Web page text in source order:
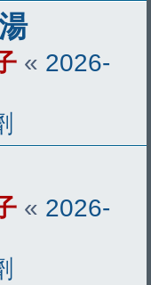
« 2026-
« 2026-